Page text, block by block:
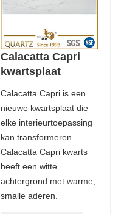
Calacatta Capri
kwartsplaat
Calacatta Capri is een
nieuwe kwartsplaat die
elke interieurtoepassing
kan transformeren.
Calacatta Capri kwarts
heeft een witte
achtergrond met warme,
smalle aderen.